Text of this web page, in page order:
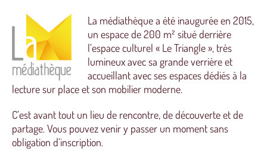
La médiathèque a été inaugurée en 2015,
un espace de 200 m² situé derrière
l’espace culturel « Le Triangle », très
lumineux avec sa grande verrière et
accueillant avec ses espaces dédiés à la
lecture sur place et son mobilier moderne.
C’est avant tout un lieu de rencontre, de découverte et de
partage. Vous pouvez venir y passer un moment sans
obligation d’inscription.